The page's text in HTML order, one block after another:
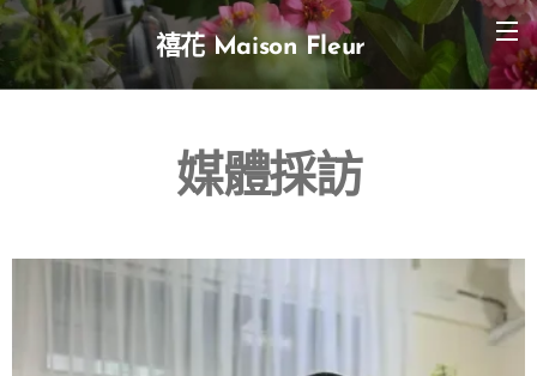
禧花 Maison Fleur
媒體採訪